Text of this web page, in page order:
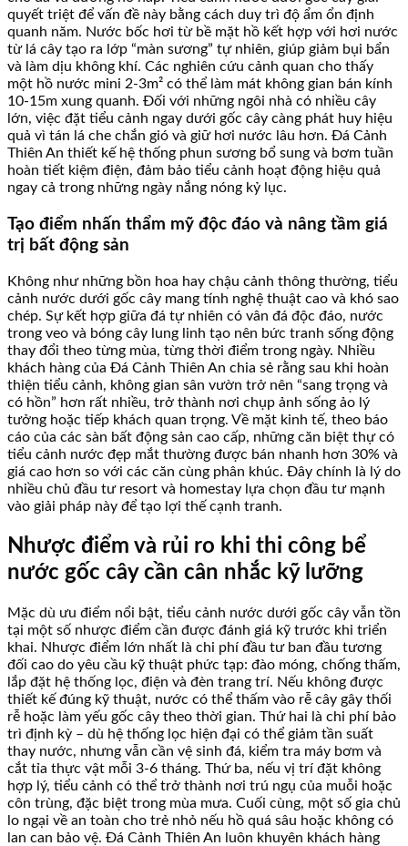
quyết triệt để vấn đề này bằng cách duy trì độ ẩm ổn định
quanh năm. Nước bốc hơi từ bề mặt hồ kết hợp với hơi nước
từ lá cây tạo ra lớp “màn sương” tự nhiên, giúp giảm bụi bẩn
và làm dịu không khí. Các nghiên cứu cảnh quan cho thấy
một hồ nước mini 2-3m² có thể làm mát không gian bán kính
10-15m xung quanh. Đối với những ngôi nhà có nhiều cây
lớn, việc đặt tiểu cảnh ngay dưới gốc cây càng phát huy hiệu
quả vì tán lá che chắn gió và giữ hơi nước lâu hơn. Đá Cảnh
Thiên An thiết kế hệ thống phun sương bổ sung và bơm tuần
hoàn tiết kiệm điện, đảm bảo tiểu cảnh hoạt động hiệu quả
ngay cả trong những ngày nắng nóng kỷ lục.
Tạo điểm nhấn thẩm mỹ độc đáo và nâng tầm giá
trị bất động sản
Không như những bồn hoa hay chậu cảnh thông thường, tiểu
cảnh nước dưới gốc cây mang tính nghệ thuật cao và khó sao
chép. Sự kết hợp giữa đá tự nhiên có vân đá độc đáo, nước
trong veo và bóng cây lung linh tạo nên bức tranh sống động
thay đổi theo từng mùa, từng thời điểm trong ngày. Nhiều
khách hàng của Đá Cảnh Thiên An chia sẻ rằng sau khi hoàn
thiện tiểu cảnh, không gian sân vườn trở nên “sang trọng và
có hồn” hơn rất nhiều, trở thành nơi chụp ảnh sống ảo lý
tưởng hoặc tiếp khách quan trọng. Về mặt kinh tế, theo báo
cáo của các sàn bất động sản cao cấp, những căn biệt thự có
tiểu cảnh nước đẹp mắt thường được bán nhanh hơn 30% và
giá cao hơn so với các căn cùng phân khúc. Đây chính là lý do
nhiều chủ đầu tư resort và homestay lựa chọn đầu tư mạnh
vào giải pháp này để tạo lợi thế cạnh tranh.
Nhược điểm và rủi ro khi thi công bể
nước gốc cây cần cân nhắc kỹ lưỡng
Mặc dù ưu điểm nổi bật, tiểu cảnh nước dưới gốc cây vẫn tồn
tại một số nhược điểm cần được đánh giá kỹ trước khi triển
khai. Nhược điểm lớn nhất là chi phí đầu tư ban đầu tương
đối cao do yêu cầu kỹ thuật phức tạp: đào móng, chống thấm,
lắp đặt hệ thống lọc, điện và đèn trang trí. Nếu không được
thiết kế đúng kỹ thuật, nước có thể thấm vào rễ cây gây thối
rễ hoặc làm yếu gốc cây theo thời gian. Thứ hai là chi phí bảo
trì định kỳ – dù hệ thống lọc hiện đại có thể giảm tần suất
thay nước, nhưng vẫn cần vệ sinh đá, kiểm tra máy bơm và
cắt tỉa thực vật mỗi 3-6 tháng. Thứ ba, nếu vị trí đặt không
hợp lý, tiểu cảnh có thể trở thành nơi trú ngụ của muỗi hoặc
côn trùng, đặc biệt trong mùa mưa. Cuối cùng, một số gia chủ
lo ngại về an toàn cho trẻ nhỏ nếu hồ quá sâu hoặc không có
lan can bảo vệ. Đá Cảnh Thiên An luôn khuyên khách hàng